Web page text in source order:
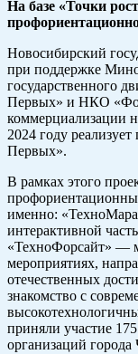
На базе «Точки
Новосибирский
при поддержке
государственного
Первых» и НКО
коммерциализации
2024 году
Первых».
В рамках этого
именно:
интерактивной
«ТехноФорсайт» —
мероприятиях,
отечественных
знакомство с
приняли участие
организаций